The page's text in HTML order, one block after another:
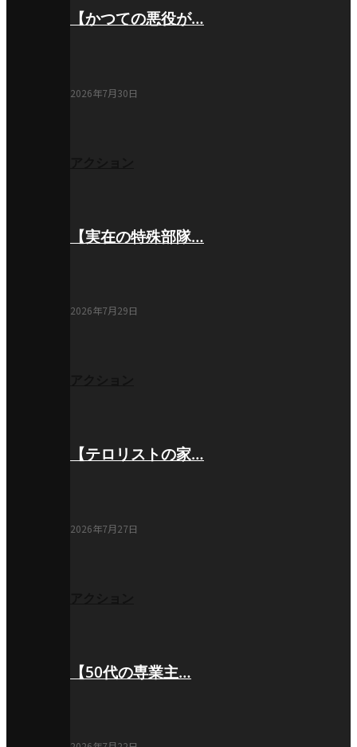
【かつての悪役が…
2026年7月30日
【実在の特殊部隊…
2026年7月29日
【テロリストの家…
2026年7月27日
【50代の専業主…